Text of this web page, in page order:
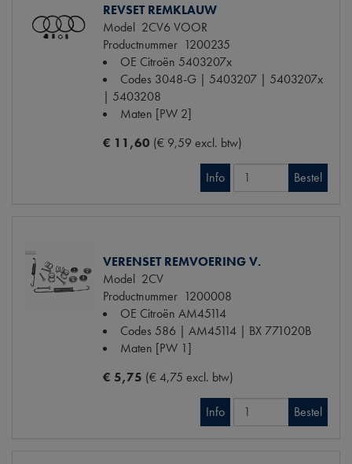
REVSET REMKLAUW
Model 2CV6 VOOR
Productnummer 1200235
OE Citroën 5403207x
Codes 3048-G | 5403207 | 5403207x
| 5403208
Maten [PW 2]
€ 11,60 (€ 9,59 excl. btw)
Info Bestel
VERENSET REMVOERING V.
Model 2CV
Productnummer 1200008
OE Citroën AM45114
Codes 586 | AM45114 | BX 771020B
Maten [PW 1]
€ 5,75 (€ 4,75 excl. btw)
Info Bestel